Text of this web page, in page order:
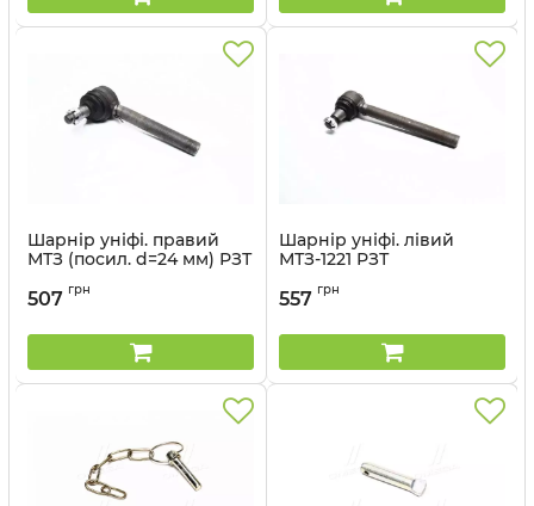
Шарнір уніфі. правий
МТЗ (посил. d=24 мм) РЗТ
507 грн
Шарнір уніфі. лівий
МТЗ-1221 РЗТ
557 грн